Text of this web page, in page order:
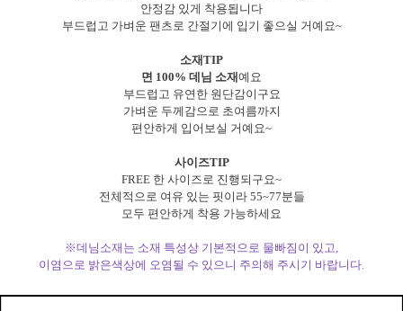
안정감 있게 착용됩니다
부드럽고 가벼운 팬츠로 간절기에 입기 좋으실 거예요~
소재TIP
면 100% 데님 소재예요
부드럽고 유연한 원단감이구요
가벼운 두께감으로 초여름까지
편안하게 입어보실 거예요~
사이즈TIP
FREE 한 사이즈로 진행되구요~
전체적으로 여유 있는 핏이라 55~77분들
모두 편안하게 착용 가능하세요
※데님소재는 소재 특성상 기본적으로 물빠짐이 있고,
이염으로 밝은색상에 오염될 수 있으니 주의해 주시기 바랍니다.